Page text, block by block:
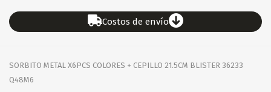
Costos de envío
SORBITO METAL X6PCS COLORES + CEPILLO 21.5CM BLISTER 36233
Q48M6